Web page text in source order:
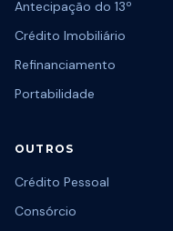
Antecipação do 13º
Crédito Imobiliário
Refinanciamento
Portabilidade
OUTROS
Crédito Pessoal
Consórcio